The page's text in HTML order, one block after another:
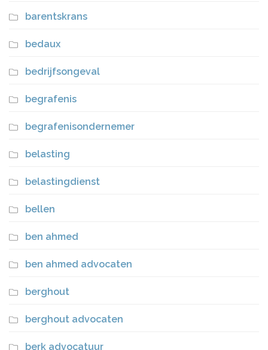
barentskrans
bedaux
bedrijfsongeval
begrafenis
begrafenisondernemer
belasting
belastingdienst
bellen
ben ahmed
ben ahmed advocaten
berghout
berghout advocaten
berk advocatuur